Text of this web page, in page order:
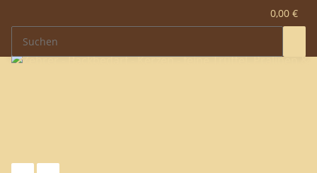
0,00 €